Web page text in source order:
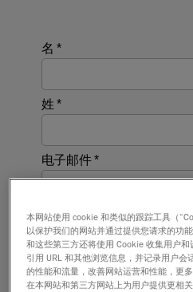
本网站使用 cookie 和类似的跟踪工具（
以保护我们的网站并通过提供您请求的功
和这些第三方还将使用 Cookie 收集用户和
引用 URL 和其他浏览信息，并记录用户
的性能和流量，改善网站运营和性能，更
在本网站和第三方网站上为用户提供更相